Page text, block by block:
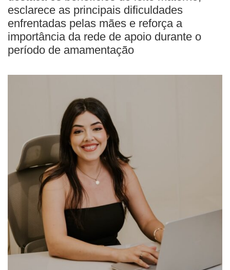
esclarece as principais dificuldades
enfrentadas pelas mães e reforça a
importância da rede de apoio durante o
período de amamentação